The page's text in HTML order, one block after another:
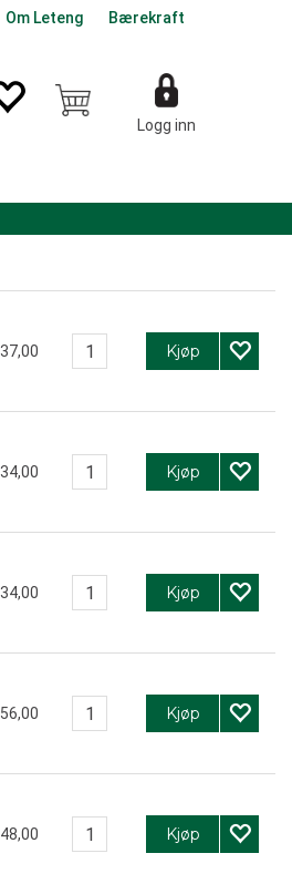
Om Leteng Bærekraft
Logg inn
37,00 Kjøp
34,00 Kjøp
34,00 Kjøp
56,00 Kjøp
48,00 Kjøp